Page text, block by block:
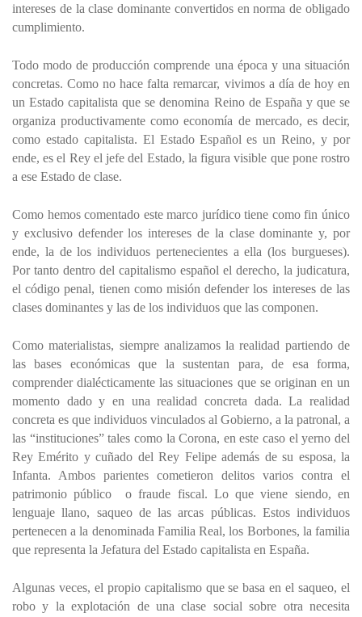
intereses de la clase dominante convertidos en norma de obligado
cumplimiento.
Todo modo de producción comprende una época y una situación
concretas. Como no hace falta remarcar, vivimos a día de hoy en
un Estado capitalista que se denomina Reino de España y que se
organiza productivamente como economía de mercado, es decir,
como estado capitalista. El Estado Español es un Reino, y por
ende, es el Rey el jefe del Estado, la figura visible que pone rostro
a ese Estado de clase.
Como hemos comentado este marco jurídico tiene como fin único
y exclusivo defender los intereses de la clase dominante y, por
ende, la de los individuos pertenecientes a ella (los burgueses).
Por tanto dentro del capitalismo español el derecho, la judicatura,
el código penal, tienen como misión defender los intereses de las
clases dominantes y las de los individuos que las componen.
Como materialistas, siempre analizamos la realidad partiendo de
las bases económicas que la sustentan para, de esa forma,
comprender dialécticamente las situaciones que se originan en un
momento dado y en una realidad concreta dada. La realidad
concreta es que individuos vinculados al Gobierno, a la patronal, a
las “instituciones” tales como la Corona, en este caso el yerno del
Rey Emérito y cuñado del Rey Felipe además de su esposa, la
Infanta. Ambos parientes cometieron delitos varios contra el
patrimonio público o fraude fiscal. Lo que viene siendo, en
lenguaje llano, saqueo de las arcas públicas. Estos individuos
pertenecen a la denominada Familia Real, los Borbones, la familia
que representa la Jefatura del Estado capitalista en España.
Algunas veces, el propio capitalismo que se basa en el saqueo, el
robo y la explotación de una clase social sobre otra necesita